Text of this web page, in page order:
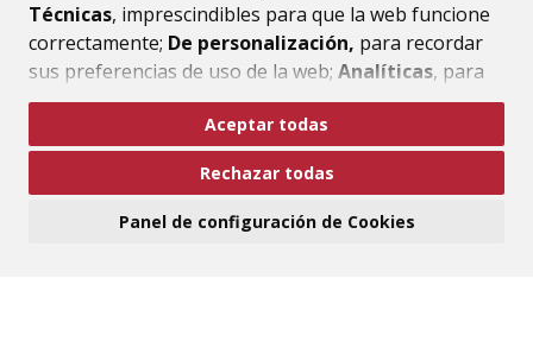
Técnicas, imprescindibles para que la web funcione
correctamente; De personalización, para recordar
sus preferencias de uso de la web; Analíticas, para
mejorar el funcionamiento de la web y sus servicios.
Si acepta pulsando el botón“Aceptar todas”
consideramos que acepta su uso. Si pulsa el botón
ninguna acción, se guardarán las cookies técnicas
Aceptar todas
Rechazar todas
Panel de configuración de Cookies